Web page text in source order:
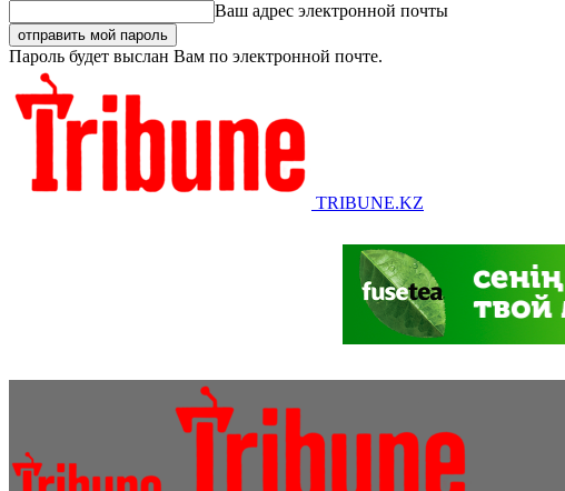
Ваш адрес электронной почты
Пароль будет выслан Вам по электронной почте.
TRIBUNE.KZ